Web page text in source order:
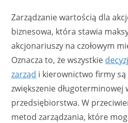
Zarządzanie wartością dla
biznesowa, która stawia
akcjonariuszy na czołowym
Oznacza to, że wszystkie
zarząd i kierownictwo firmy
zwiększenie
przedsiębiorstwa. W
metod zarządzania, które